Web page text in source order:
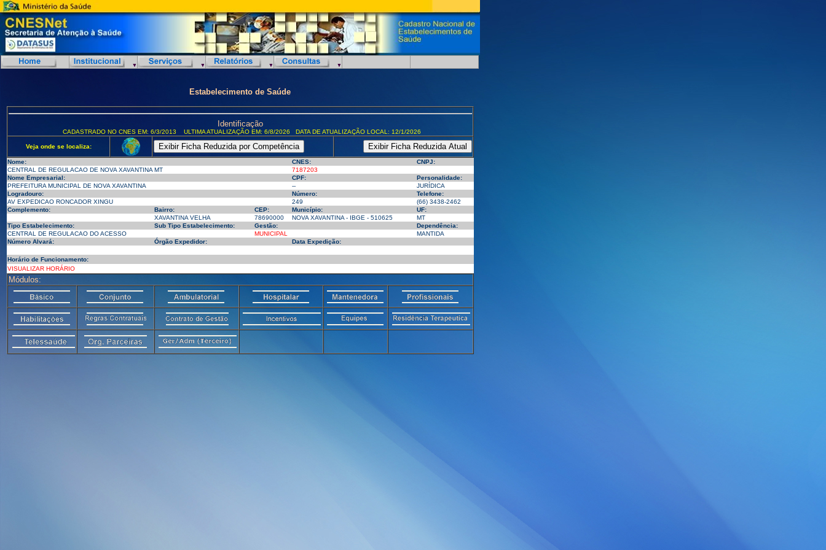
Estabelecimento de Saúde
Identificação
CADASTRADO NO CNES EM: 6/3/2013 ULTIMA ATUALIZAÇÃO EM: 6/8/2026 DATA DE ATUALIZAÇÃO LOCAL: 12/1/2026
Veja onde se localiza:
Nome: CNES:
CNPJ:
CENTRAL DE REGULACAO DE NOVA XAVANTINA MT
7187203
Nome Empresarial:
CPF:
Personalidade:
PREFEITURA MUNICIPAL DE NOVA XAVANTINA
--
JURÍDICA
Logradouro:
Número:
Telefone:
AV EXPEDICAO RONCADOR XINGU
249
(66) 3438-2462
Complemento:
Bairro: CEP: Município:
UF:
XAVANTINA VELHA
78690000 NOVA XAVANTINA - IBGE - 510625
MT
Tipo Estabelecimento:
Sub Tipo Estabelecimento: Gestão:
Dependência:
CENTRAL DE REGULACAO DO ACESSO
MUNICIPAL
MANTIDA
Número Alvará:
Órgão Expedidor: Data Expedição:
Horário de Funcionamento:
VISUALIZAR HORÁRIO
Módulos: